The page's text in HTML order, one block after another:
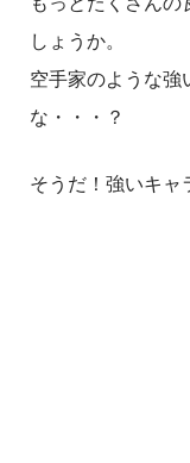
しょうか。
空手家のような強
な・・・？
そうだ！強いキャ